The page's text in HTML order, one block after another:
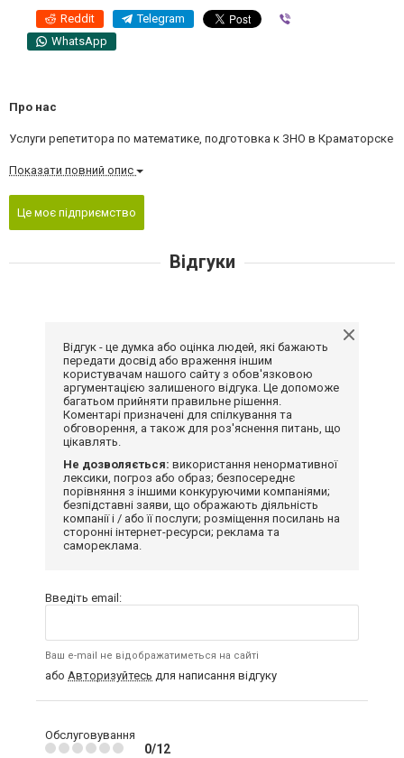
Reddit Telegram
WhatsApp
Про нас
Услуги репетитора по математике, подготовка к ЗНО в Краматорске
Показати повний опис
Це моє підприємство
Відгуки
Відгук - це думка або оцінка людей, які бажають
передати досвід або враження іншим
користувачам нашого сайту з обов'язковою
аргументацією залишеного відгука. Це допоможе
багатьом прийняти правильне рішення.
Коментарі призначені для спілкування та
обговорення, а також для роз'яснення питань, що
цікавлять.
Не дозволяється: використання ненормативної
лексики, погроз або образ; безпосереднє
порівняння з іншими конкуруючими компаніями;
безпідставні заяви, що ображають діяльність
компанії і / або її послуги; розміщення посилань на
сторонні інтернет-ресурси; реклама та
самореклама.
Введіть email:
Ваш e-mail не відображатиметься на сайті
або Авторизуйтесь для написання відгуку
Обслуговування
0/12